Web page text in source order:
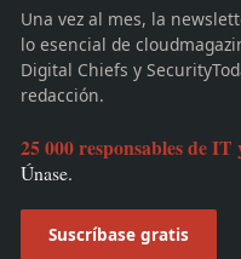
Una vez al mes, la
lo esencial de
Digital Chiefs y
redacción.
25 000 responsables de IT
Únase.
Suscríbase gratis